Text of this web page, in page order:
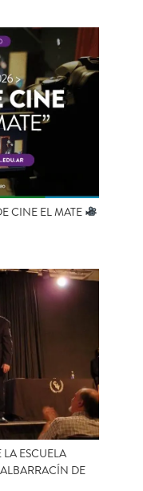
CINE EL MATE
ESCUELA
DE